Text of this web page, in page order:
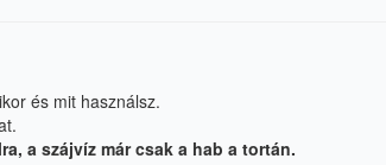
és mit használsz.
a szájvíz már csak a hab a tortán.